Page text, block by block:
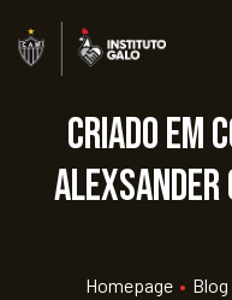
Criado em
Homepage • Blog